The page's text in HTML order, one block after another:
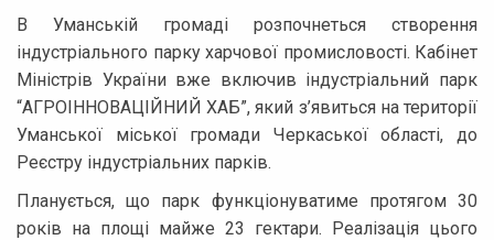
В Уманській громаді розпочнеться створення
індустріального парку харчової промисловості. Кабінет
Міністрів України вже включив індустріальний парк
“АГРОІННОВАЦІЙНИЙ ХАБ”, який з’явиться на території
Уманської міської громади Черкаської області, до
Реєстру індустріальних парків.
Планується, що парк функціонуватиме протягом 30
років на площі майже 23 гектари. Реалізація цього